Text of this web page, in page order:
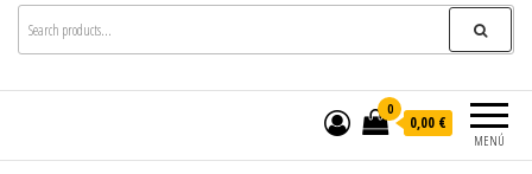
Pixelart
Especialistas en textil publicitario y regalos
personalizados en móstoles
MENÚ
0
0,00 €